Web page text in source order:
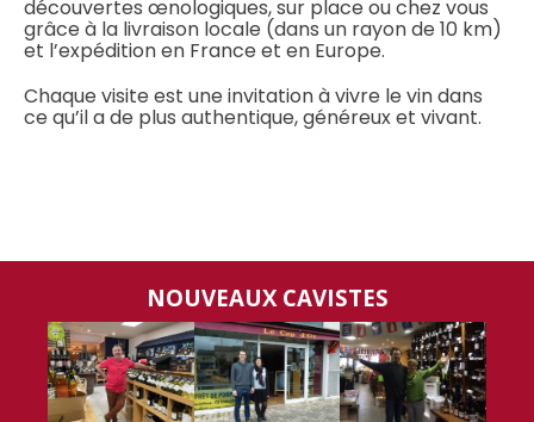
découvertes œnologiques, sur place ou chez vous
grâce à la livraison locale (dans un rayon de 10 km)
et l’expédition en France et en Europe.
Chaque visite est une invitation à vivre le vin dans
ce qu’il a de plus authentique, généreux et vivant.
NOUVEAUX CAVISTES